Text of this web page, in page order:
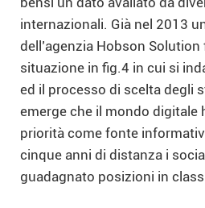
internazionali. Già nel 2013
dell’agenzia Hobson
situazione in fig.4 in cui si
ed il processo di scelta degli
emerge che il mondo digitale
priorità come fonte
cinque anni di distanza i
guadagnato posizioni in